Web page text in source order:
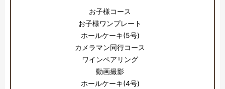
お子様コース
お子様ワンプレート
ホールケーキ(5号)
カメラマン同行コース
ワインペアリング
動画撮影
ホールケーキ(4号)